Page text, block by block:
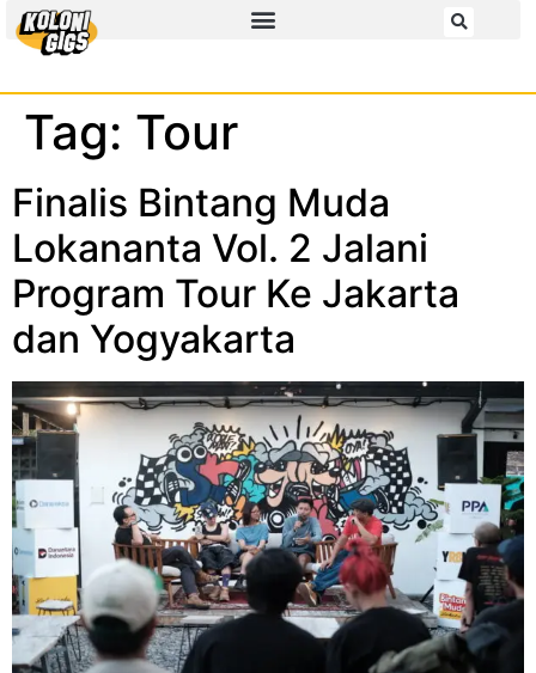
Tag: Tour
Finalis Bintang Muda
Lokananta Vol. 2 Jalani
Program Tour Ke Jakarta
dan Yogyakarta